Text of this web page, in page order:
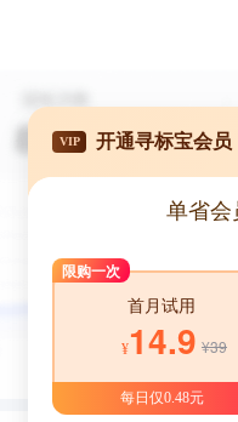
VIP 开通寻标宝会
单省会
限购一次
首月试用
¥14.9 ¥39
每日仅0.48元